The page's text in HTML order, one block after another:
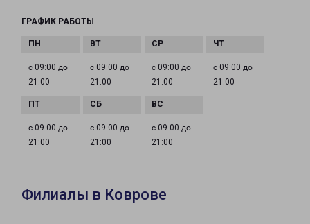
ГРАФИК РАБОТЫ
с 09:00 до
21:00
с 09:00 до
21:00
с 09:00 до
21:00
с 09:00 до
21:00
с 09:00 до
21:00
с 09:00 до
21:00
с 09:00 до
21:00
Филиалы в Коврове